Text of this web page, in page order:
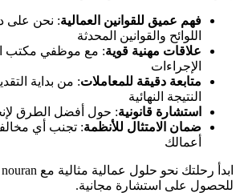
فهم عميق للقوانين العمالية: نحن على
اللوائح والقوانين المحدثة
علاقات مهنية قوية: مع موظفي مكتب
الإجراءات
متابعة دقيقة للمعاملات: من بداية
النتيجة النهائية
استشارة قانونية: حول أفضل الطرق
ضمان الامتثال للأنظمة: تجنب أي
أعمالك
للحصول على استشارة مجانية.